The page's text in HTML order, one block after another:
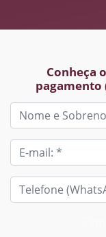
Conheça
pagamento